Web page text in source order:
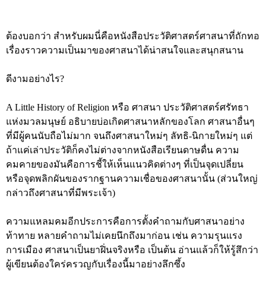
ต้องบอกว่า สำหรับผมนี่คือหนังสือประวัติศาสตร์ศาสนาที่ถักทอ
เรื่องราวความเป็นมาของศาสนาได้น่าสนใจและสนุกสนาน
ดีงามอย่างไร?
A Little History of Religion หรือ ศาสนา ประวัติศาสตร์ศรัทธา
แห่งมวลมนุษย์ อธิบายบ่อเกิดศาสนาหลักของโลก ศาสนาอื่นๆ
ที่มีผู้คนนับถือไม่มาก จนถึงศาสนาใหม่ๆ ลัทธิ-นิกายใหม่ๆ แต่
ถ้าแค่เล่าประวัติก็คงไม่ต่างจากหนังสือเรียนดาษดื่น ความ
คมคายของมันคือการชี้ให้เห็นแนวคิดต่างๆ ที่เป็นจุดเปลี่ยน
หรือจุดพลิกผันของรากฐานความเชื่อของศาสนานั้น (ส่วนใหญ่
กล่าวถึงศาสนาที่มีพระเจ้า)
ความแหลมคมอีกประการคือการตั้งคำถามกับศาสนาอย่าง
ท้าทาย หลายคำถามไม่เคยนึกถึงมาก่อน เช่น ความรุนแรง
การเมือง ศาสนาเป็นยาฝิ่นจริงหรือ เป็นต้น อ่านแล้วก็ให้รู้สึกว่า
ผู้เขียนต้องใคร่ครวญกับเรื่องนี้มาอย่างลึกซึ้ง